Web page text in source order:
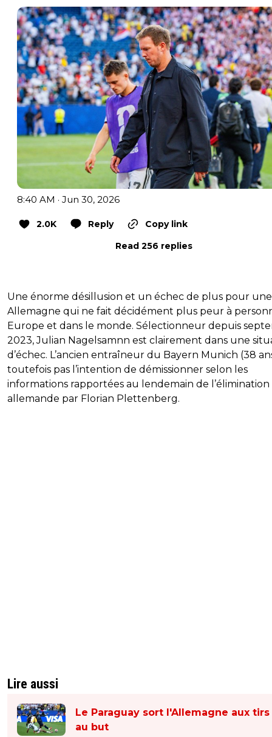
8:40 AM · Jun 30, 2026
2.0K Reply
Copy link
Read 256 replies
Une énorme désillusion et un échec de plus pour une
Allemagne qui ne fait décidément plus peur à
Europe et dans le monde. Sélectionneur depuis
2023, Julian Nagelsamnn est clairement dans une
d’échec. L’ancien entraîneur du Bayern Munich (38
toutefois pas l’intention de démissionner selon les
informations rapportées au lendemain de l’élimination
allemande par Florian Plettenberg.
Lire aussi
Le Paraguay sort l'Allemagne aux tirs
au but